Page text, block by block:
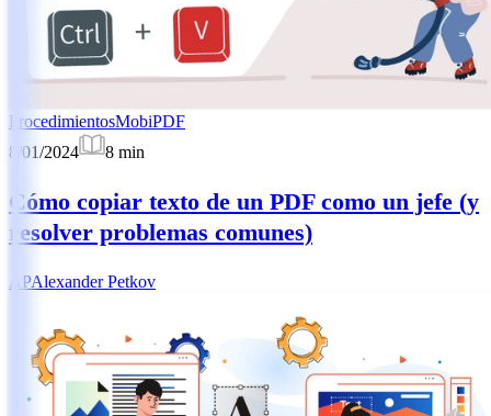
ProcedimientosMobiPDF
8/01/2024
8 min
Cómo copiar texto de un PDF como un jefe (y
resolver problemas comunes)
APAlexander Petkov